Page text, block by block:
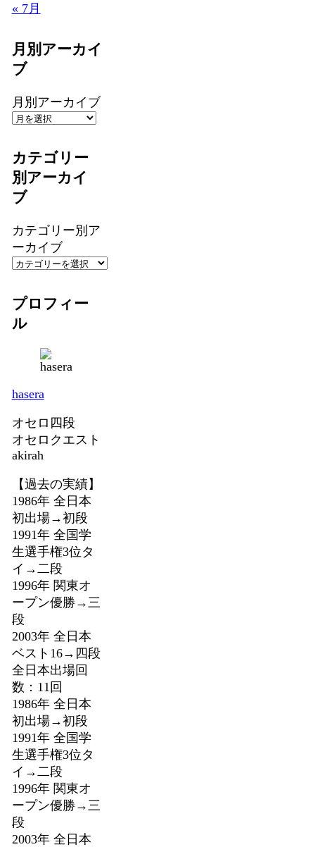
« 7月
月別アーカイ
ブ
月別アーカイブ
カテゴリー
別アーカイ
ブ
カテゴリー別ア
ーカイブ
プロフィー
ル
hasera
オセロ四段
オセロクエスト
akirah
【過去の実績】
1986年 全日本
初出場→初段
1991年 全国学
生選手権3位タ
イ→二段
1996年 関東オ
ープン優勝→三
段
2003年 全日本
ベスト16→四段
全日本出場回
数：11回
1986年 全日本
初出場→初段
1991年 全国学
生選手権3位タ
イ→二段
1996年 関東オ
ープン優勝→三
段
2003年 全日本